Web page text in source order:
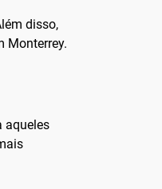
disso,
Monterrey.
aqueles